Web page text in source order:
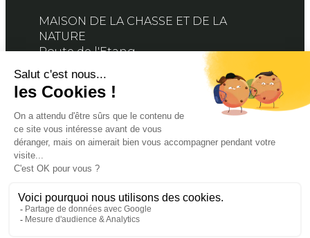
MAISON DE LA CHASSE ET DE LA
NATURE
Route de l'Etang
Contactez-nous
SUIVEZ-NOUS
Facebook
X YouTube
© 2024 FDC76. PROPULSÉ PAR MAGINA. TOUS